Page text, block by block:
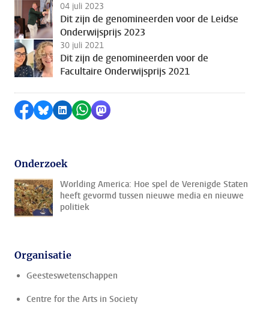
04 juli 2023
Dit zijn de genomineerden voor de Leidse
Onderwijsprijs 2023
30 juli 2021
Dit zijn de genomineerden voor de
Facultaire Onderwijsprijs 2021
Delen op Facebook
Delen via Bluesky
Delen op LinkedIn
Delen via WhatsApp
Delen via Mastodon
Onderzoek
Worlding America: Hoe spel de Verenigde Staten
heeft gevormd tussen nieuwe media en nieuwe
politiek
Organisatie
Geesteswetenschappen
Centre for the Arts in Society